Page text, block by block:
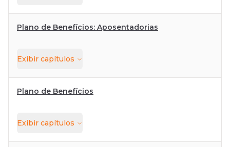
Plano de Benefícios: Aposentadorias
Exibir capítulos
Plano de Benefícios
Exibir capítulos